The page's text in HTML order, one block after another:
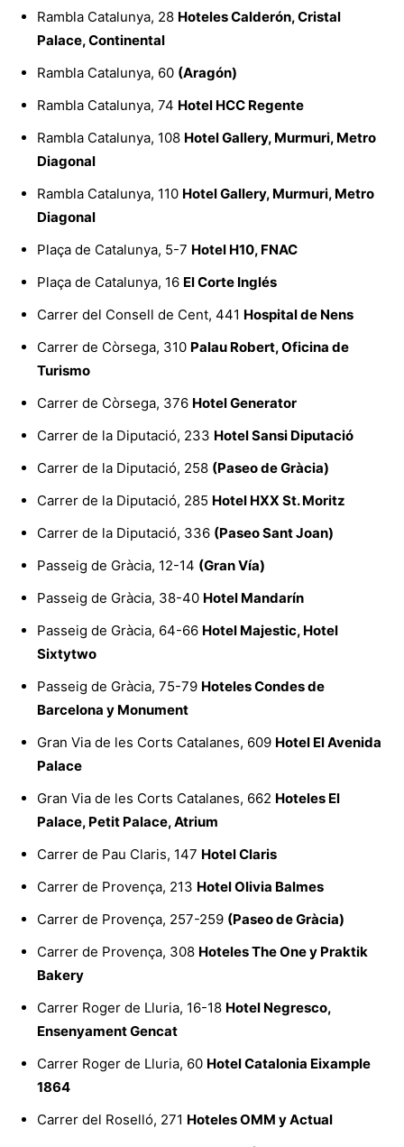
Rambla Catalunya, 28 Hoteles Calderón, Cristal
Palace, Continental
Rambla Catalunya, 60 (Aragón)
Rambla Catalunya, 74 Hotel HCC Regente
Rambla Catalunya, 108 Hotel Gallery, Murmuri, Metro
Diagonal
Rambla Catalunya, 110 Hotel Gallery, Murmuri, Metro
Diagonal
Plaça de Catalunya, 5-7 Hotel H10, FNAC
Plaça de Catalunya, 16 El Corte Inglés
Carrer del Consell de Cent, 441 Hospital de Nens
Carrer de Còrsega, 310 Palau Robert, Oficina de
Turismo
Carrer de Còrsega, 376 Hotel Generator
Carrer de la Diputació, 233 Hotel Sansi Diputació
Carrer de la Diputació, 258 (Paseo de Gràcia)
Carrer de la Diputació, 285 Hotel HXX St. Moritz
Carrer de la Diputació, 336 (Paseo Sant Joan)
Passeig de Gràcia, 12-14 (Gran Vía)
Passeig de Gràcia, 38-40 Hotel Mandarín
Passeig de Gràcia, 64-66 Hotel Majestic, Hotel
Sixtytwo
Passeig de Gràcia, 75-79 Hoteles Condes de
Barcelona y Monument
Gran Via de les Corts Catalanes, 609 Hotel El Avenida
Palace
Gran Via de les Corts Catalanes, 662 Hoteles El
Palace, Petit Palace, Atrium
Carrer de Pau Claris, 147 Hotel Claris
Carrer de Provença, 213 Hotel Olivia Balmes
Carrer de Provença, 257-259 (Paseo de Gràcia)
Carrer de Provença, 308 Hoteles The One y Praktik
Bakery
Carrer Roger de Lluria, 16-18 Hotel Negresco,
Ensenyament Gencat
Carrer Roger de Lluria, 60 Hotel Catalonia Eixample
1864
Carrer del Roselló, 271 Hoteles OMM y Actual